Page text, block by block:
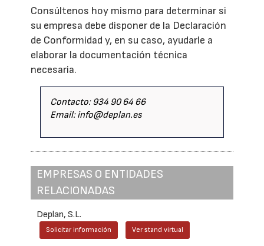
Consúltenos hoy mismo para determinar si
su empresa debe disponer de la Declaración
de Conformidad y, en su caso, ayudarle a
elaborar la documentación técnica
necesaria.
Contacto: 934 90 64 66
Email: info@deplan.es
EMPRESAS O ENTIDADES
RELACIONADAS
Deplan, S.L.
Solicitar información Ver stand virtual